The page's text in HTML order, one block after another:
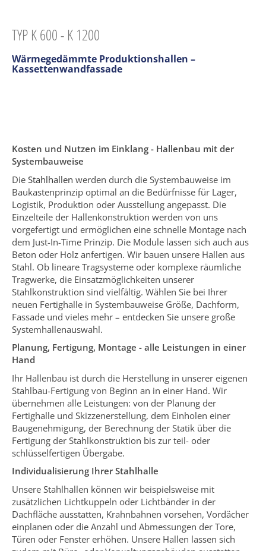
TYP K 600 - K 1200
Wärmegedämmte Produktionshallen –
Kassettenwandfassade
Kosten und Nutzen im Einklang - Hallenbau mit der
Systembauweise
Die Stahlhallen werden durch die Systembauweise im
Baukastenprinzip optimal an die Bedürfnisse für Lager,
Logistik, Produktion oder Ausstellung angepasst. Die
Einzelteile der Hallenkonstruktion werden von uns
vorgefertigt und ermöglichen eine schnelle Montage nach
dem Just-In-Time Prinzip. Die Module lassen sich auch aus
Beton oder Holz anfertigen. Wir bauen unsere Hallen aus
Stahl. Ob lineare Tragsysteme oder komplexe räumliche
Tragwerke, die Einsatzmöglichkeiten unserer
Stahlkonstruktion sind vielfältig. Wählen Sie bei Ihrer
neuen Fertighalle in Systembauweise Größe, Dachform,
Fassade und vieles mehr – entdecken Sie unsere große
Systemhallenauswahl.
Planung, Fertigung, Montage - alle Leistungen in einer
Hand
Ihr Hallenbau ist durch die Herstellung in unserer eigenen
Stahlbau-Fertigung von Beginn an in einer Hand. Wir
übernehmen alle Leistungen: von der Planung der
Fertighalle und Skizzenerstellung, dem Einholen einer
Baugenehmigung, der Berechnung der Statik über die
Fertigung der Stahlkonstruktion bis zur teil- oder
schlüsselfertigen Übergabe.
Individualisierung Ihrer Stahlhalle
Unsere Stahlhallen können wir beispielsweise mit
zusätzlichen Lichtkuppeln oder Lichtbänder in der
Dachfläche ausstatten, Krahnbahnen vorsehen, Vordächer
einplanen oder die Anzahl und Abmessungen der Tore,
Türen oder Fenster erhöhen. Unsere Hallen lassen sich